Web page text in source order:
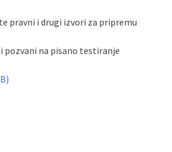
pravni i drugi izvori za pripremu
pozvani na pisano testiranje